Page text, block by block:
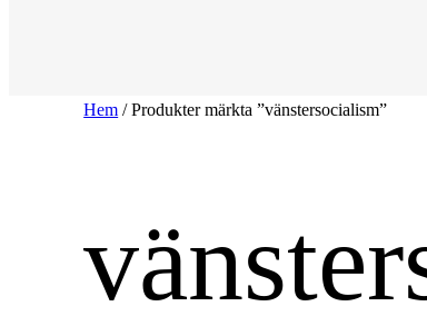
Hem / Produkter märkta ”vänstersocialism”